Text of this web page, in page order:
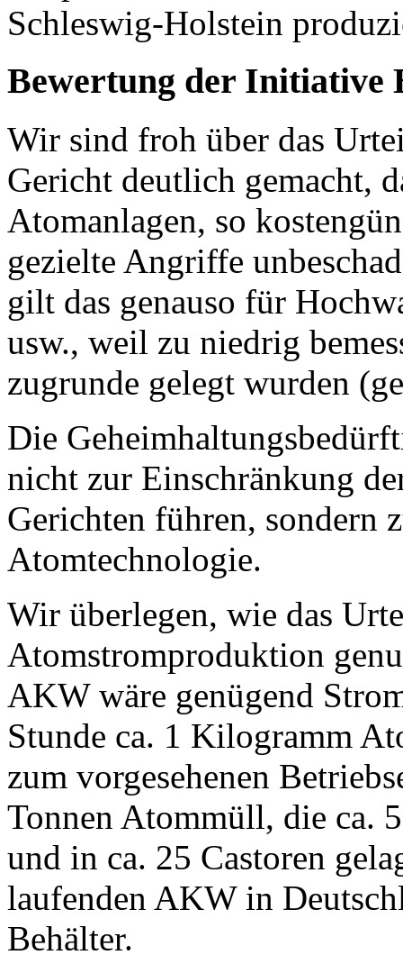
Schleswig-Holstein
Bewertung der Initiative
Wir sind froh über das
Gericht deutlich gemacht,
Atomanlagen, so
gezielte Angriffe
gilt das genauso für
usw., weil zu niedrig
zugrunde gelegt wurden
Die
nicht zur Einschränkung
Gerichten führen, sondern
Atomtechnologie.
Wir überlegen, wie das
Atomstromproduktion
AKW wäre genügend
Stunde ca. 1 Kilogramm
zum vorgesehenen
Tonnen Atommüll, die ca.
und in ca. 25 Castoren
laufenden AKW in
Behälter.